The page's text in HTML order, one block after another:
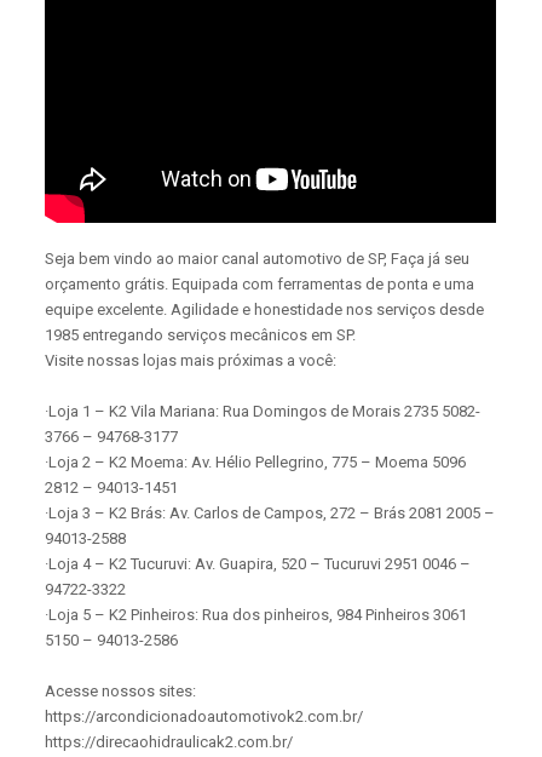
Seja bem vindo ao maior canal automotivo de SP, Faça já seu
orçamento grátis. Equipada com ferramentas de ponta e uma
equipe excelente. Agilidade e honestidade nos serviços desde
1985 entregando serviços mecânicos em SP.
Visite nossas lojas mais próximas a você:
·Loja 1 – K2 Vila Mariana: Rua Domingos de Morais 2735 5082-
3766 – 94768-3177
·Loja 2 – K2 Moema: Av. Hélio Pellegrino, 775 – Moema 5096
2812 – 94013-1451
·Loja 3 – K2 Brás: Av. Carlos de Campos, 272 – Brás 2081 2005 –
94013-2588
·Loja 4 – K2 Tucuruvi: Av. Guapira, 520 – Tucuruvi 2951 0046 –
94722-3322
·Loja 5 – K2 Pinheiros: Rua dos pinheiros, 984 Pinheiros 3061
5150 – 94013-2586
Acesse nossos sites:
https://arcondicionadoautomotivok2.com.br/
https://direcaohidraulicak2.com.br/